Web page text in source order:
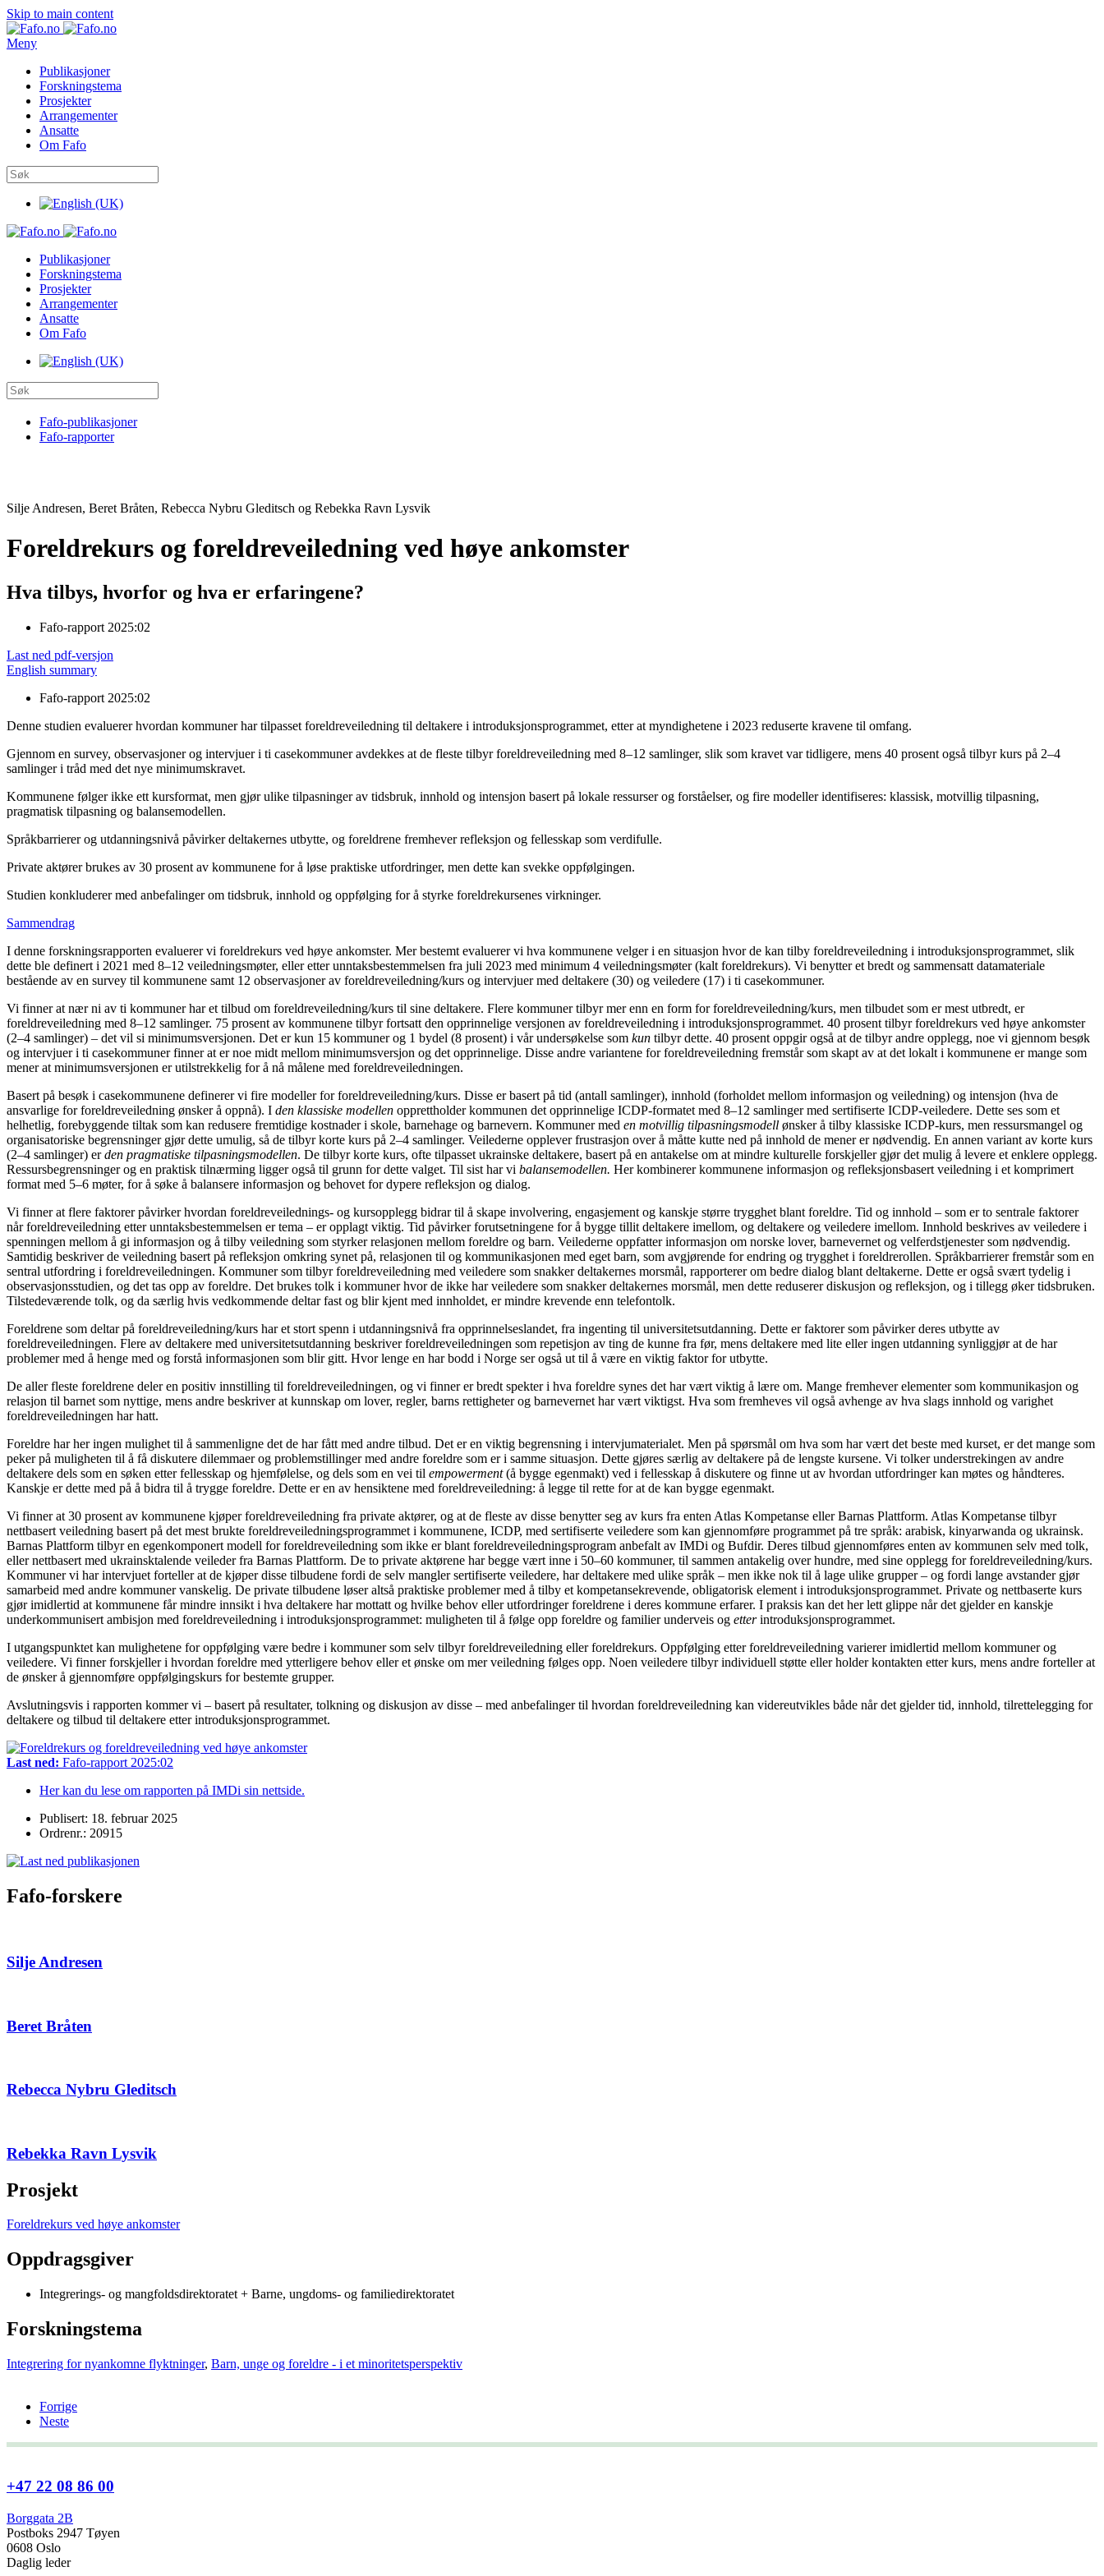
Skip to main content
Meny
Publikasjoner
Forskningstema
Prosjekter
Arrangementer
Ansatte
Om Fafo
Publikasjoner
Forskningstema
Prosjekter
Arrangementer
Ansatte
Om Fafo
Fafo-publikasjoner
Fafo-rapporter
Silje Andresen, Beret Bråten, Rebecca Nybru Gleditsch og Rebekka Ravn Lysvik
Foreldrekurs og foreldreveiledning ved høye ankomster
Hva tilbys, hvorfor og hva er erfaringene?
Fafo-rapport 2025:02
Last ned pdf-versjon
English summary
Fafo-rapport 2025:02
Denne studien evaluerer hvordan kommuner har tilpasset foreldreveiledning til deltakere i introduksjonsprogrammet, etter at myndighetene i 2023 reduserte kravene til omfang.
Gjennom en survey, observasjoner og intervjuer i ti casekommuner avdekkes at de fleste tilbyr foreldreveiledning med 8–12 samlinger, slik som kravet var tidligere, mens 40 prosent også tilbyr kurs på 2–4
samlinger i tråd med det nye minimumskravet.
Kommunene følger ikke ett kursformat, men gjør ulike tilpasninger av tidsbruk, innhold og intensjon basert på lokale ressurser og forståelser, og fire modeller identifiseres: klassisk, motvillig tilpasning,
pragmatisk tilpasning og balansemodellen.
Språkbarrierer og utdanningsnivå påvirker deltakernes utbytte, og foreldrene fremhever refleksjon og fellesskap som verdifulle.
Private aktører brukes av 30 prosent av kommunene for å løse praktiske utfordringer, men dette kan svekke oppfølgingen.
Studien konkluderer med anbefalinger om tidsbruk, innhold og oppfølging for å styrke foreldrekursenes virkninger.
Sammendrag
I denne forskningsrapporten evaluerer vi foreldrekurs ved høye ankomster. Mer bestemt evaluerer vi hva kommunene velger i en situasjon hvor de kan tilby foreldreveiledning i introduksjonsprogrammet, slik
dette ble definert i 2021 med 8–12 veiledningsmøter, eller etter unntaksbestemmelsen fra juli 2023 med minimum 4 veiledningsmøter (kalt foreldrekurs). Vi benytter et bredt og sammensatt datamateriale
bestående av en survey til kommunene samt 12 observasjoner av foreldreveiledning/kurs og intervjuer med deltakere (30) og veiledere (17) i ti casekommuner.
Vi finner at nær ni av ti kommuner har et tilbud om foreldreveiledning/kurs til sine deltakere. Flere kommuner tilbyr mer enn en form for foreldreveiledning/kurs, men tilbudet som er mest utbredt, er
foreldreveiledning med 8–12 samlinger. 75 prosent av kommunene tilbyr fortsatt den opprinnelige versjonen av foreldreveiledning i introduksjonsprogrammet. 40 prosent tilbyr foreldrekurs ved høye ankomster
(2–4 samlinger) – det vil si minimumsversjonen. Det er kun 15 kommuner og 1 bydel (8 prosent) i vår undersøkelse som kun tilbyr dette. 40 prosent oppgir også at de tilbyr andre opplegg, noe vi gjennom besøk
og intervjuer i ti casekommuner finner at er noe midt mellom minimumsversjon og det opprinnelige. Disse andre variantene for foreldreveiledning fremstår som skapt av at det lokalt i kommunene er mange som
mener at minimumsversjonen er utilstrekkelig for å nå målene med foreldreveiledningen.
Basert på besøk i casekommunene definerer vi fire modeller for foreldreveiledning/kurs. Disse er basert på tid (antall samlinger), innhold (forholdet mellom informasjon og veiledning) og intensjon (hva de
ansvarlige for foreldreveiledning ønsker å oppnå). I den klassiske modellen opprettholder kommunen det opprinnelige ICDP-formatet med 8–12 samlinger med sertifiserte ICDP-veiledere. Dette ses som et
helhetlig, forebyggende tiltak som kan redusere fremtidige kostnader i skole, barnehage og barnevern. Kommuner med en motvillig tilpasningsmodell ønsker å tilby klassiske ICDP-kurs, men ressursmangel og
organisatoriske begrensninger gjør dette umulig, så de tilbyr korte kurs på 2–4 samlinger. Veilederne opplever frustrasjon over å måtte kutte ned på innhold de mener er nødvendig. En annen variant av korte kurs
(2–4 samlinger) erden pragmatiske tilpasningsmodellen. De tilbyr korte kurs, ofte tilpasset ukrainske deltakere, basert på en antakelse om at mindre kulturelle forskjeller gjør det mulig å levere et enklere opplegg.
Ressursbegrensninger og en praktisk tilnærming ligger også til grunn for dette valget. Til sist har vi balansemodellen. Her kombinerer kommunene informasjon og refleksjonsbasert veiledning i et komprimert
format med 5–6 møter, for å søke å balansere informasjon og behovet for dypere refleksjon og dialog.
Vi finner at flere faktorer påvirker hvordan foreldreveilednings- og kursopplegg bidrar til å skape involvering, engasjement og kanskje større trygghet blant foreldre. Tid og innhold – som er to sentrale faktorer
når foreldreveiledning etter unntaksbestemmelsen er tema – er opplagt viktig. Tid påvirker forutsetningene for å bygge tillit deltakere imellom, og deltakere og veiledere imellom. Innhold beskrives av veiledere i
spenningen mellom å gi informasjon og å tilby veiledning som styrker relasjonen mellom foreldre og barn. Veilederne oppfatter informasjon om norske lover, barnevernet og velferdstjenester som nødvendig.
Samtidig beskriver de veiledning basert på refleksjon omkring synet på, relasjonen til og kommunikasjonen med eget barn, som avgjørende for endring og trygghet i foreldrerollen. Språkbarrierer fremstår som en
sentral utfordring i foreldreveiledningen. Kommuner som tilbyr foreldreveiledning med veiledere som snakker deltakernes morsmål, rapporterer om bedre dialog blant deltakerne. Dette er også svært tydelig i
observasjonsstudien, og det tas opp av foreldre. Det brukes tolk i kommuner hvor de ikke har veiledere som snakker deltakernes morsmål, men dette reduserer diskusjon og refleksjon, og i tillegg øker tidsbruken.
Tilstedeværende tolk, og da særlig hvis vedkommende deltar fast og blir kjent med innholdet, er mindre krevende enn telefontolk.
Foreldrene som deltar på foreldreveiledning/kurs har et stort spenn i utdanningsnivå fra opprinnelseslandet, fra ingenting til universitetsutdanning. Dette er faktorer som påvirker deres utbytte av
foreldreveiledningen. Flere av deltakere med universitetsutdanning beskriver foreldreveiledningen som repetisjon av ting de kunne fra før, mens deltakere med lite eller ingen utdanning synliggjør at de har
problemer med å henge med og forstå informasjonen som blir gitt. Hvor lenge en har bodd i Norge ser også ut til å være en viktig faktor for utbytte.
De aller fleste foreldrene deler en positiv innstilling til foreldreveiledningen, og vi finner er bredt spekter i hva foreldre synes det har vært viktig å lære om. Mange fremhever elementer som kommunikasjon og
relasjon til barnet som nyttige, mens andre beskriver at kunnskap om lover, regler, barns rettigheter og barnevernet har vært viktigst. Hva som fremheves vil også avhenge av hva slags innhold og varighet
foreldreveiledningen har hatt.
Foreldre har her ingen mulighet til å sammenligne det de har fått med andre tilbud. Det er en viktig begrensning i intervjumaterialet. Men på spørsmål om hva som har vært det beste med kurset, er det mange som
peker på muligheten til å få diskutere dilemmaer og problemstillinger med andre foreldre som er i samme situasjon. Dette gjøres særlig av deltakere på de lengste kursene. Vi tolker understrekingen av andre
deltakere dels som en søken etter fellesskap og hjemfølelse, og dels som en vei til empowerment(å bygge egenmakt) ved i fellesskap å diskutere og finne ut av hvordan utfordringer kan møtes og håndteres.
Kanskje er dette med på å bidra til å trygge foreldre. Dette er en av hensiktene med foreldreveiledning: å legge til rette for at de kan bygge egenmakt.
Vi finner at 30 prosent av kommunene kjøper foreldreveiledning fra private aktører, og at de fleste av disse benytter seg av kurs fra enten Atlas Kompetanse eller Barnas Plattform. Atlas Kompetanse tilbyr
nettbasert veiledning basert på det mest brukte foreldreveiledningsprogrammet i kommunene, ICDP, med sertifiserte veiledere som kan gjennomføre programmet på tre språk: arabisk, kinyarwanda og ukrainsk.
Barnas Plattform tilbyr en egenkomponert modell for foreldreveiledning som ikke er blant foreldreveiledningsprogram anbefalt av IMDi og Bufdir. Deres tilbud gjennomføres enten av kommunen selv med tolk,
eller nettbasert med ukrainsktalende veileder fra Barnas Plattform. De to private aktørene har begge vært inne i 50–60 kommuner, til sammen antakelig over hundre, med sine opplegg for foreldreveiledning/kurs.
Kommuner vi har intervjuet forteller at de kjøper disse tilbudene fordi de selv mangler sertifiserte veiledere, har deltakere med ulike språk – men ikke nok til å lage ulike grupper – og fordi lange avstander gjør
samarbeid med andre kommuner vanskelig. De private tilbudene løser altså praktiske problemer med å tilby et kompetansekrevende, obligatorisk element i introduksjonsprogrammet. Private og nettbaserte kurs
gjør imidlertid at kommunene får mindre innsikt i hva deltakere har mottatt og hvilke behov eller utfordringer foreldrene i deres kommune erfarer. I praksis kan det her lett glippe når det gjelder en kanskje
underkommunisert ambisjon med foreldreveiledning i introduksjonsprogrammet: muligheten til å følge opp foreldre og familier underveis og etterintroduksjonsprogrammet.
I utgangspunktet kan mulighetene for oppfølging være bedre i kommuner som selv tilbyr foreldreveiledning eller foreldrekurs. Oppfølging etter foreldreveiledning varierer imidlertid mellom kommuner og
veiledere. Vi finner forskjeller i hvordan foreldre med ytterligere behov eller et ønske om mer veiledning følges opp. Noen veiledere tilbyr individuell støtte eller holder kontakten etter kurs, mens andre forteller at
de ønsker å gjennomføre oppfølgingskurs for bestemte grupper.
Avslutningsvis i rapporten kommer vi – basert på resultater, tolkning og diskusjon av disse – med anbefalinger til hvordan foreldreveiledning kan videreutvikles både når det gjelder tid, innhold, tilrettelegging for
deltakere og tilbud til deltakere etter introduksjonsprogrammet.
Last ned: Fafo-rapport 2025:02
Her kan du lese om rapporten på IMDi sin nettside.
Publisert: 18. februar 2025
Ordrenr.: 20915
Fafo-forskere
Silje Andresen
Beret Bråten
Rebecca Nybru Gleditsch
Rebekka Ravn Lysvik
Prosjekt
Foreldrekurs ved høye ankomster
Oppdragsgiver
Integrerings- og mangfoldsdirektoratet + Barne, ungdoms- og familiedirektoratet
Forskningstema
Integrering for nyankomne flyktninger, Barn, unge og foreldre - i et minoritetsperspektiv
Forrige
Neste
+47 22 08 86 00
Borggata 2B
Postboks 2947 Tøyen
0608 Oslo
Daglig leder